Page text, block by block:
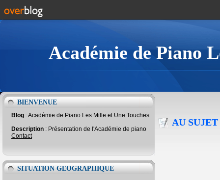
Académie de Piano
BIENVENUE
Blog : Académie de Piano Les Mille et Une Touches
Description : Présentation de l'Académie de piano
Contact
SITUATION GEOGRAPHIQUE
AU